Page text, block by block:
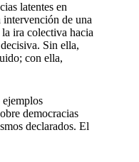
latentes en
intervención de una
ira colectiva hacia
Sin ella,
con ella,
democracias
declarados. El